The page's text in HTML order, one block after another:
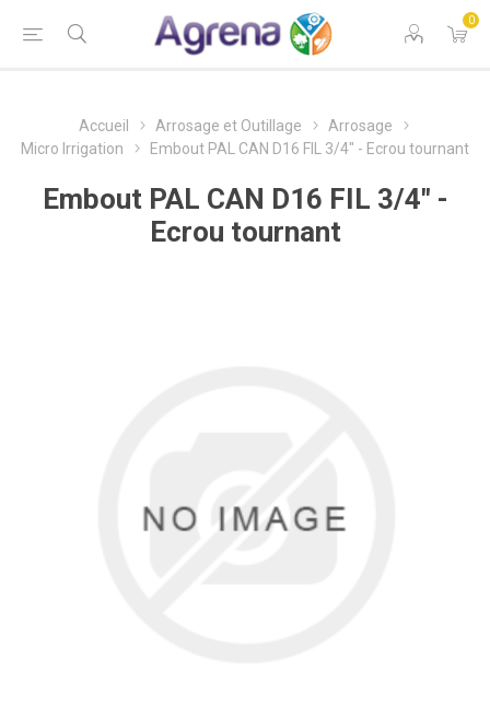
0
Accueil Arrosage et Outillage
Arrosage
Micro Irrigation
Embout PAL CAN D16 FIL 3/4" - Ecrou tournant
Embout PAL CAN D16 FIL 3/4" -
Ecrou tournant